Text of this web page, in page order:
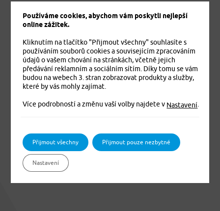
Používáme cookies, abychom vám poskytli nejlepší
online zážitek.
Kliknutím na tlačítko "Přijmout všechny" souhlasíte s
používáním souborů cookies a souvisejícím zpracováním
údajů o vašem chování na stránkách, včetně jejich
předávání reklamním a sociálním sítím. Díky tomu se vám
budou na webech 3. stran zobrazovat produkty a služby,
které by vás mohly zajímat.
Více podrobností a změnu vaší volby najdete v Nastavení.
Přijmout všechny Přijmout pouze nezbytné
Nastavení